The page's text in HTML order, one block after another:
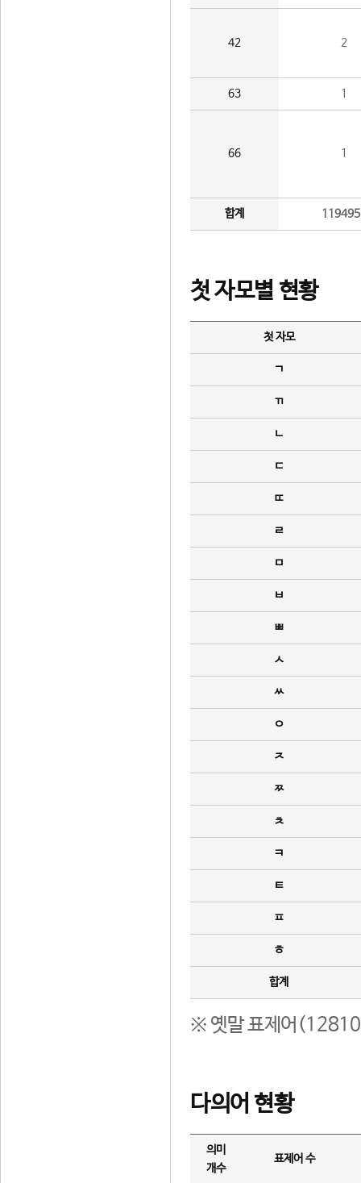
42 2
63 1
66 1
합계
첫 자모별 현황
첫 자모
ㄱ
ㄲ
ㄴ
ㄷ
ㄸ
ㄹ
ㅁ
ㅂ
ㅃ
ㅅ
ㅆ
ㅇ
ㅈ
ㅉ
ㅊ
ㅋ
ㅌ
ㅍ
ㅎ
합계
※ 옛말 표제어(12810
다의어 현황
의미
개수
표제어 수